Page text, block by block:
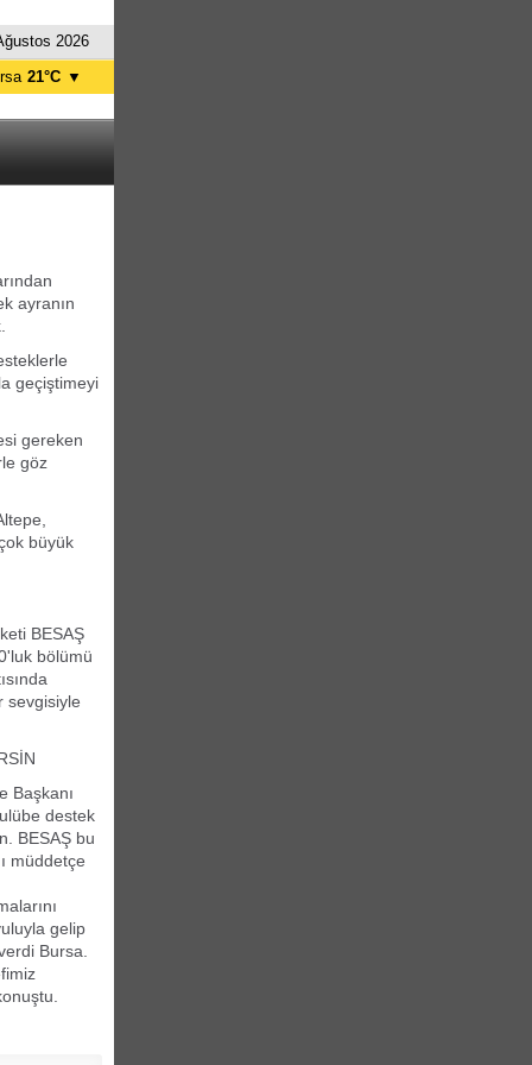
2026
21°C ▼
ayranın
geçiştimeyi
gereken
göz
büyük
BESAŞ
bölümü
sevgisiyle
Başkanı
destek
BESAŞ bu
müddetçe
gelip
Bursa.